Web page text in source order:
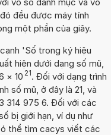
đều được máy tính
một phần của giây.
'Số trong ký hiệu
hiện dưới dạng số mũ,
× 10 21. Đối với dạng trình
số mũ, ở đây là 21, và
314 975 6. Đối với các
bị giới hạn, ví dụ như
thể tìm cacys viết các